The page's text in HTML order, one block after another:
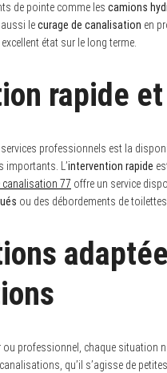
de pointe comme les camions
lecurage de canalisation en
état sur le long terme.
rapide
professionnels est la
importants. L’intervention rapide
canalisation 77 offre un service
ou des débordements de
ou professionnel, chaque situation
qu’il s’agisse de